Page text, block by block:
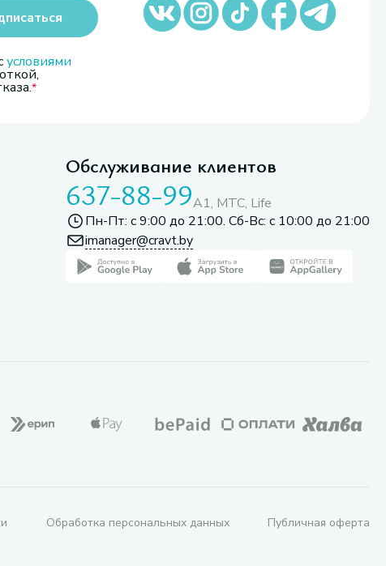
условиями
Обслуживание клиентов
637-88-99A1, МТС, Life
Пн-Пт: с 9:00 до 21:00. Сб-Вс: с 10:00 до 21:00
imanager@cravt.by
Обработка персональных данных Публичная оферта